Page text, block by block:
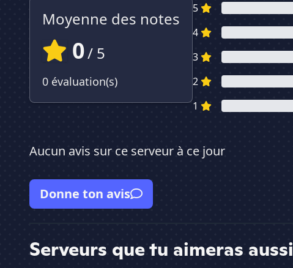
Moyenne des notes
0/ 5
0 évaluation(s)
5
4
3
2
1
Aucun avis sur ce serveur à ce jour
Donne ton avis
Serveurs que tu aimeras aussi